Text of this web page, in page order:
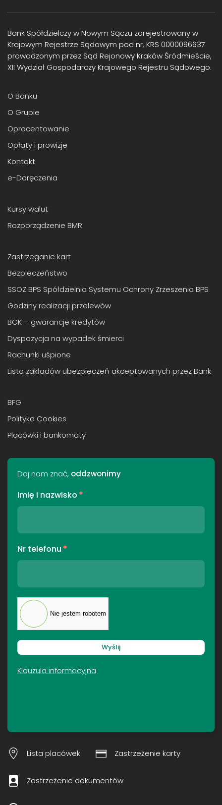
Bank Spółdzielczy w Nowym Sączu zarejestrowany w
Krajowym Rejestrze Sądowym pod nr. KRS 0000096637
prowadzonym przez Sąd Rejonowy Kraków Śródmieście,
XII Wydział Gospodarczy Krajowego Rejestru Sądowego.
O Banku
O Grupie
Oprocentowanie
Opłaty i prowizje
Kontakt
e-Doręczenia
Kursy walut
Rozporządzenie BMR
Zastrzeganie kart
Bezpieczeństwo
SSOZ BPS Spółdzielnia Systemu Ochrony Zrzeszenia BPS
Godziny realizacji przelewów
BGK – gwarancje kredytów
Dyspozycja na wypadek śmierci
Rachunki uśpione
Lista zakładów ubezpieczeń akceptowanych przez Bank
BFG
Polityka Cookies
Placówki i bankomaty
Daj nam znać, oddzwonimy
Imię i nazwisko *
Nr telefonu *
Nie jestem robotem
Wyślij
Klauzula informacyjna
Lista placówek Zastrzeżenie karty
Zastrzeżenie dokumentów